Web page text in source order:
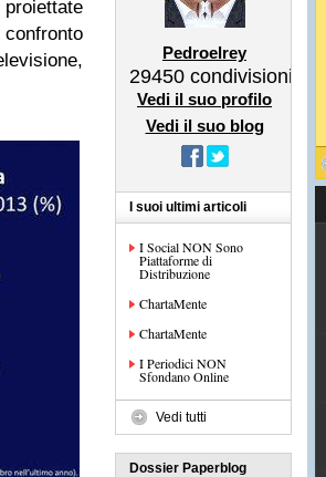
Pedroelrey
29450 condivisioni
Vedi il suo profilo
Vedi il suo blog
I suoi ultimi articoli
I Social NON Sono
Piattaforme di
Distribuzione
ChartaMente
ChartaMente
I Periodici NON
Sfondano Online
Vedi tutti
Dossier Paperblog